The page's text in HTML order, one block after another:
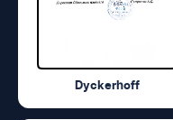
Dyckerhoff